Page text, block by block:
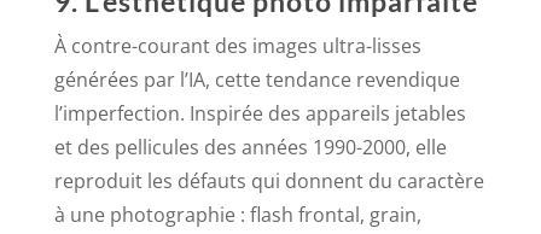
À contre-courant des images ultra-lisses
générées par l’IA, cette tendance revendique
l’imperfection. Inspirée des appareils jetables
et des pellicules des années 1990-2000, elle
reproduit les défauts qui donnent du caractère
à une photographie : flash frontal, grain,